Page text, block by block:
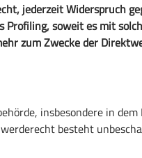
jederzeit Widerspruch
Profiling, soweit es mit
zum Zwecke der
insbesondere in
besteht